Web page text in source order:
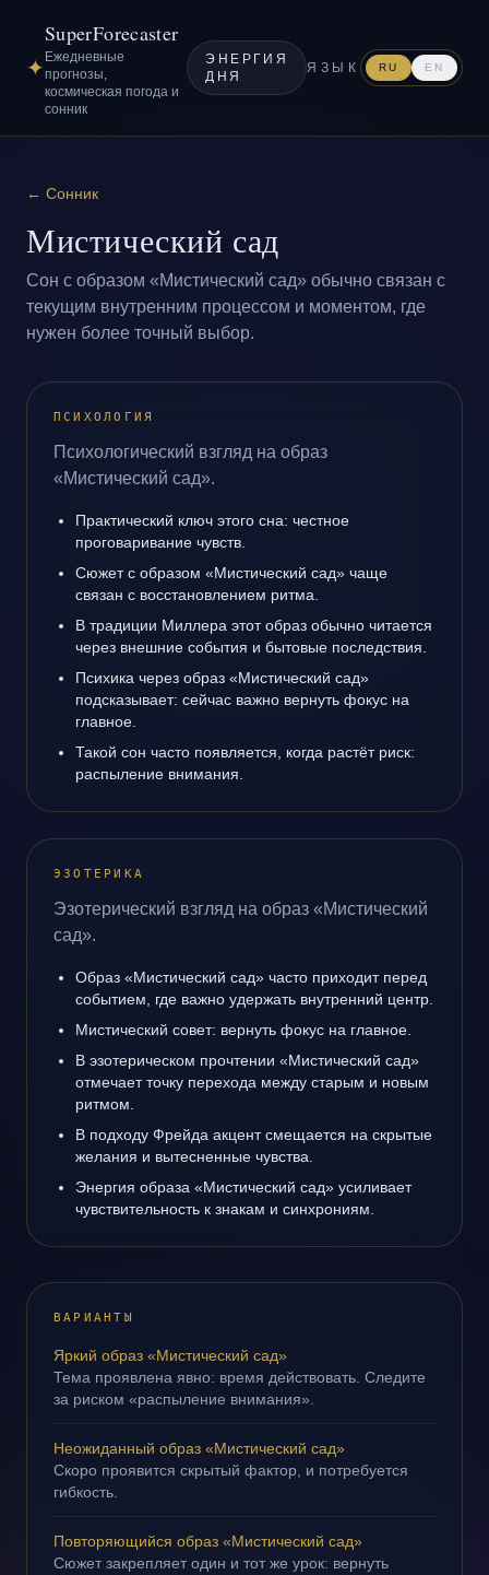
✦
SuperForecaster
Ежедневные
прогнозы,
космическая погода и
сонник
ЭНЕРГИЯ
ДНЯ
ЯЗЫК RU EN
← Сонник
Мистический сад
Сон с образом «Мистический сад» обычно связан с
текущим внутренним процессом и моментом, где
нужен более точный выбор.
ПСИХОЛОГИЯ
Психологический взгляд на образ
«Мистический сад».
Практический ключ этого сна: честное
проговаривание чувств.
Сюжет с образом «Мистический сад» чаще
связан с восстановлением ритма.
В традиции Миллера этот образ обычно читается
через внешние события и бытовые последствия.
Психика через образ «Мистический сад»
подсказывает: сейчас важно вернуть фокус на
главное.
Такой сон часто появляется, когда растёт риск:
распыление внимания.
ЭЗОТЕРИКА
Эзотерический взгляд на образ «Мистический
сад».
Образ «Мистический сад» часто приходит перед
событием, где важно удержать внутренний центр.
Мистический совет: вернуть фокус на главное.
В эзотерическом прочтении «Мистический сад»
отмечает точку перехода между старым и новым
ритмом.
В подходу Фрейда акцент смещается на скрытые
желания и вытесненные чувства.
Энергия образа «Мистический сад» усиливает
чувствительность к знакам и синхрониям.
ВАРИАНТЫ
Яркий образ «Мистический сад»
Тема проявлена явно: время действовать. Следите
за риском «распыление внимания».
Неожиданный образ «Мистический сад»
Скоро проявится скрытый фактор, и потребуется
гибкость.
Повторяющийся образ «Мистический сад»
Сюжет закрепляет один и тот же урок: вернуть